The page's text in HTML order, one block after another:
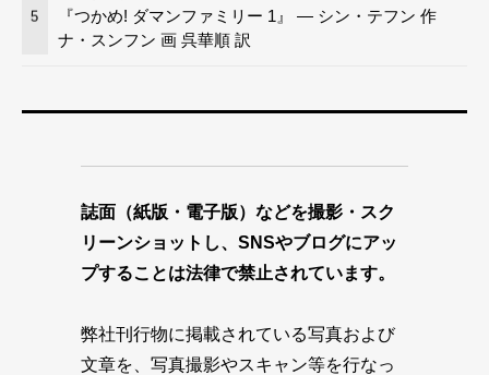
5
『つかめ! ダマンファミリー 1』 — シン・テフン 作
ナ・スンフン 画 呉華順 訳
誌面（紙版・電子版）などを撮影・スク
リーンショットし、SNSやブログにアッ
プすることは法律で禁止されています。
弊社刊行物に掲載されている写真および
文章を、写真撮影やスキャン等を行なっ